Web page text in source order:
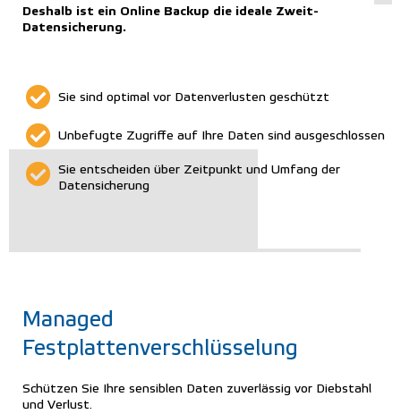
Deshalb ist ein Online Backup die ideale Zweit-
Datensicherung.
Sie sind optimal vor Datenverlusten geschützt
Unbefugte Zugriffe auf Ihre Daten sind ausgeschlossen
Sie entscheiden über Zeitpunkt und Umfang der
Datensicherung
Managed
Festplattenverschlüsselung
Schützen Sie Ihre sensiblen Daten zuverlässig vor Diebstahl
und Verlust.